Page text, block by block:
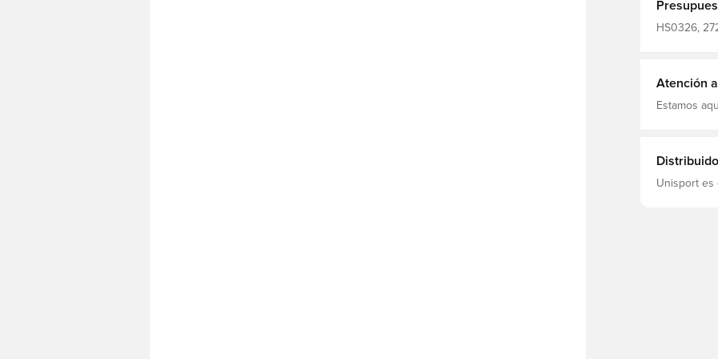
HS0326,
Atención
Estamos
Unisport es